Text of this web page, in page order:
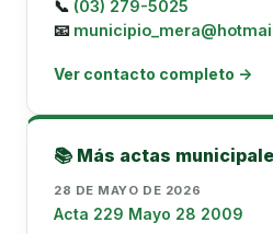
📞 (03) 279-5025
📧
Ver contacto completo →
📚 Más actas
28 DE MAYO DE 2026
Acta 229 Mayo 28 2009